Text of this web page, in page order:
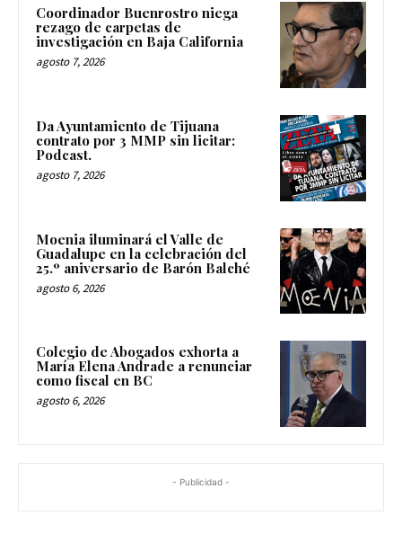
Coordinador Buenrostro niega
rezago de carpetas de
investigación en Baja California
agosto 7, 2026
Da Ayuntamiento de Tijuana
contrato por 3 MMP sin licitar:
Podcast.
agosto 7, 2026
Moenia iluminará el Valle de
Guadalupe en la celebración del
25.º aniversario de Barón Balché
agosto 6, 2026
Colegio de Abogados exhorta a
María Elena Andrade a renunciar
como fiscal en BC
agosto 6, 2026
- Publicidad -